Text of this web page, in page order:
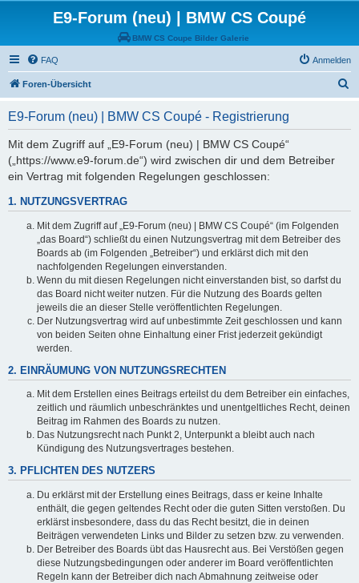
E9-Forum (neu) | BMW CS Coupé
BMW CS Coupe Bilder Galerie
FAQ Anmelden
Foren-Übersicht
E9-Forum (neu) | BMW CS Coupé - Registrierung
Mit dem Zugriff auf „E9-Forum (neu) | BMW CS Coupé“
(„https://www.e9-forum.de“) wird zwischen dir und dem Betreiber
ein Vertrag mit folgenden Regelungen geschlossen:
1. NUTZUNGSVERTRAG
Mit dem Zugriff auf „E9-Forum (neu) | BMW CS Coupé“ (im Folgenden
„das Board“) schließt du einen Nutzungsvertrag mit dem Betreiber des
Boards ab (im Folgenden „Betreiber“) und erklärst dich mit den
nachfolgenden Regelungen einverstanden.
Wenn du mit diesen Regelungen nicht einverstanden bist, so darfst du
das Board nicht weiter nutzen. Für die Nutzung des Boards gelten
jeweils die an dieser Stelle veröffentlichten Regelungen.
Der Nutzungsvertrag wird auf unbestimmte Zeit geschlossen und kann
von beiden Seiten ohne Einhaltung einer Frist jederzeit gekündigt
werden.
2. EINRÄUMUNG VON NUTZUNGSRECHTEN
Mit dem Erstellen eines Beitrags erteilst du dem Betreiber ein einfaches,
zeitlich und räumlich unbeschränktes und unentgeltliches Recht, deinen
Beitrag im Rahmen des Boards zu nutzen.
Das Nutzungsrecht nach Punkt 2, Unterpunkt a bleibt auch nach
Kündigung des Nutzungsvertrages bestehen.
3. PFLICHTEN DES NUTZERS
Du erklärst mit der Erstellung eines Beitrags, dass er keine Inhalte
enthält, die gegen geltendes Recht oder die guten Sitten verstoßen. Du
erklärst insbesondere, dass du das Recht besitzt, die in deinen
Beiträgen verwendeten Links und Bilder zu setzen bzw. zu verwenden.
Der Betreiber des Boards übt das Hausrecht aus. Bei Verstößen gegen
diese Nutzungsbedingungen oder anderer im Board veröffentlichten
Regeln kann der Betreiber dich nach Abmahnung zeitweise oder